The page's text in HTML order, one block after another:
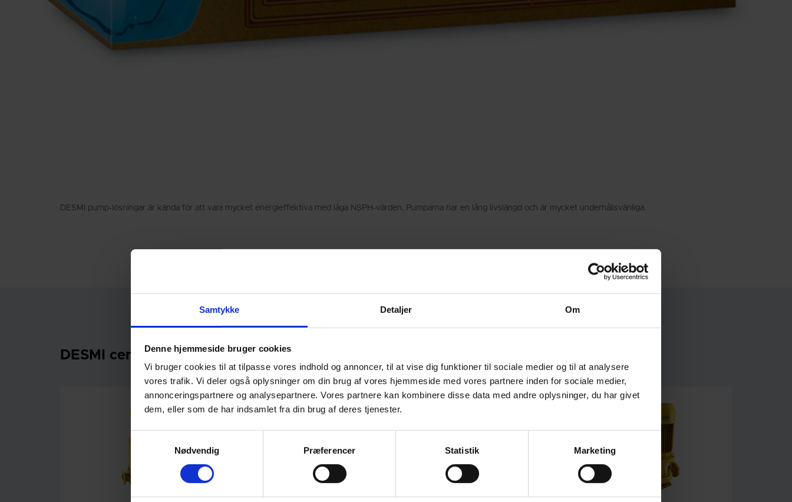
Samtykke Detaljer Om
Denne hjemmeside bruger cookies
Vi bruger cookies til at tilpasse vores indhold og annoncer, til at vise dig funktioner til sociale medier og til at analysere
vores trafik. Vi deler også oplysninger om din brug af vores hjemmeside med vores partnere inden for sociale medier,
annonceringspartnere og analysepartnere. Vores partnere kan kombinere disse data med andre oplysninger, du har givet
dem, eller som de har indsamlet fra din brug af deres tjenester.
Samtykkevalg
Nødvendig
Præferencer Statistik Marketing
DESMI pump-lösningar är kända för att vara mycket energieffektiva med låga NSPH-värden. Pumparna har en lång livslängd och är mycket underhållsvänliga.
DESMI centrifugalpumpsortiment omfattar: